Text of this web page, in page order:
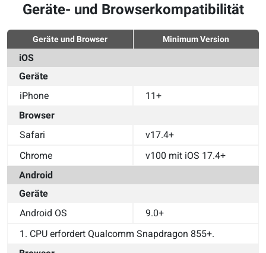
Geräte- und Browserkompatibilität
Geräte und Browser Minimum Version
iOS
Geräte
iPhone
11+
Browser
Safari
v17.4+
Chrome
v100 mit iOS 17.4+
Android
Geräte
Android OS
9.0+
1. CPU erfordert Qualcomm Snapdragon 855+.